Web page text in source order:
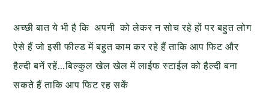
अच्छी बात ये भी है कि अपनी को लेकर न सोच रहे हों पर बहुत लोग
ऐसे हैं जो इसी फील्ड में बहुत काम कर रहे हैं ताकि आप फिट और
हैल्दी बनें रहें…बिल्कुल खेल खेल में लाईफ स्टाईल को हैल्दी बना
सकते हैं ताकि आप फिट रह सकें